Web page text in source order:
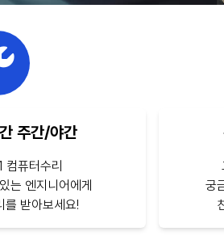
주간/야간
컴퓨터수리
는 엔지니어에게
받아보세요!
궁